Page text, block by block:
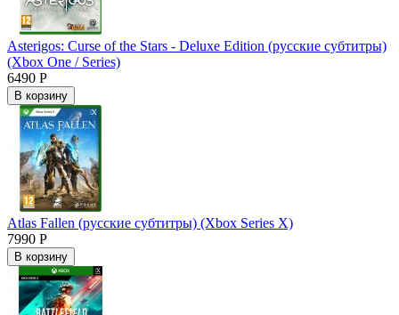
Asterigos: Curse of the Stars - Deluxe Edition (русские субтитры)
(Xbox One / Series)
6490 Р
В корзину
Atlas Fallen (русские субтитры) (Xbox Series X)
7990 Р
В корзину